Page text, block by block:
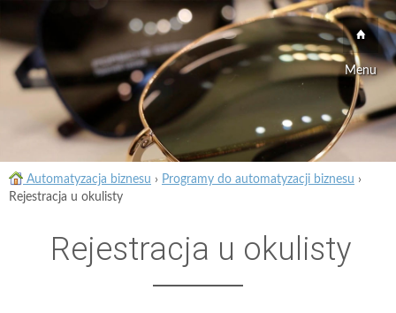
Menu
Automatyzacja biznesu › Programy do automatyzacji biznesu ›
Rejestracja u okulisty
Rejestracja u okulisty